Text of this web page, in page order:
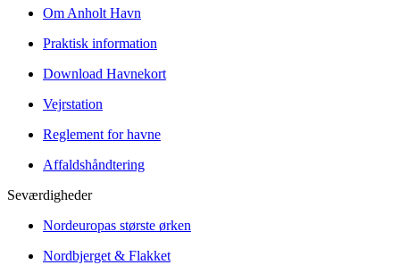
Om Anholt Havn
Praktisk information
Download Havnekort
Vejrstation
Reglement for havne
Affaldshåndtering
Seværdigheder
Nordeuropas største ørken
Nordbjerget & Flakket